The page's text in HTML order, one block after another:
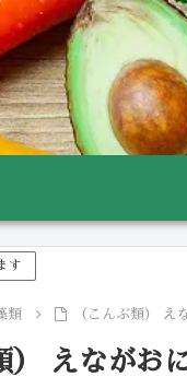
す
類 （こんぶ類） え
） えながお